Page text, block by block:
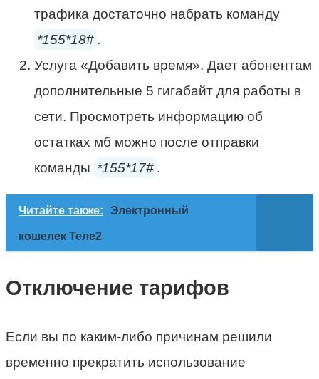
трафика достаточно набрать команду
*155*18# .
Услуга «Добавить время». Дает абонентам
дополнительные 5 гигабайт для работы в
сети. Просмотреть информацию об
остатках мб можно после отправки
команды *155*17# .
Читайте также: Электронный
кошелек Теле2
Отключение тарифов
Если вы по каким-либо причинам решили
временно прекратить использование